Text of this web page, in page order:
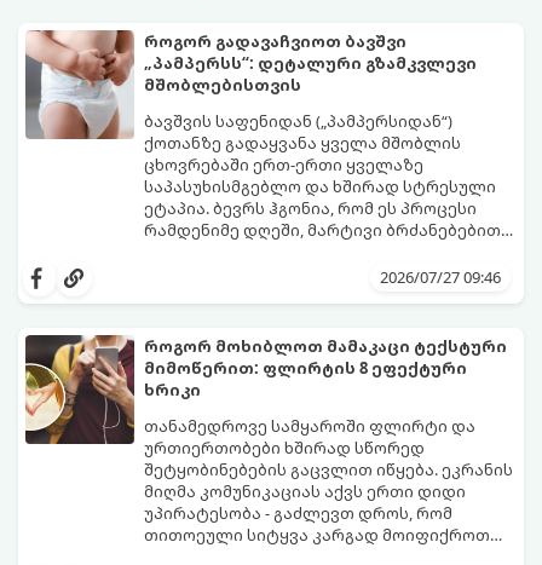
როგორ გადავაჩვიოთ ბავშვი
„პამპერსს“: დეტალური გზამკვლევი
მშობლებისთვის
ბავშვის საფენიდან („პამპერსიდან“)
ქოთანზე გადაყვანა ყველა მშობლის
ცხოვრებაში ერთ-ერთი ყველაზე
საპასუხისმგებლო და ხშირად სტრესული
ეტაპია. ბევრს ჰგონია, რომ ეს პროცესი
რამდენიმე დღეში, მარტივი ბრძანებებით
ფიზიოლოგიური და ფსიქოლოგიური
მოთმინებას მოითხოვს.
როგორ გახადოთ ეს პროცესი2026/07/27 09:46
როგორ მოხიბლოთ მამაკაცი ტექსტური
მიმოწერით: ფლირტის 8 ეფექტური
ხრიკი
თანამედროვე სამყაროში ფლირტი და
ურთიერთობები ხშირად სწორედ
შეტყობინებების გაცვლით იწყება. ეკრანის
მიღმა კომუნიკაციას აქვს ერთი დიდი
უპირატესობა - გაძლევთ დროს, რომ
თითოეული სიტყვა კარგად მოიფიქროთ